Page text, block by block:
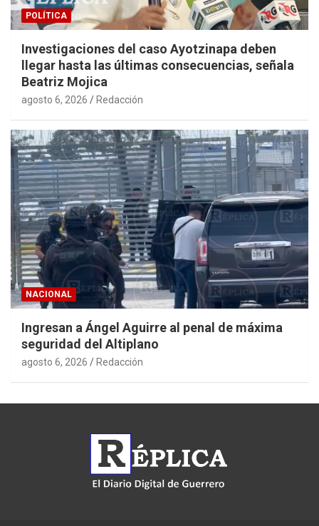
POLÍTICA
Investigaciones del caso Ayotzinapa deben
llegar hasta las últimas consecuencias, señala
Beatriz Mojica
agosto 6, 2026 Redacción
NACIONAL
Ingresan a Ángel Aguirre al penal de máxima
seguridad del Altiplano
agosto 6, 2026 Redacción